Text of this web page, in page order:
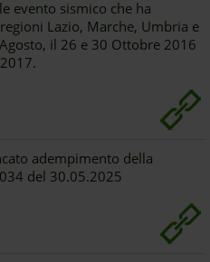
evento sismico che ha
Lazio, Marche, Umbria e
il 26 e 30 Ottobre 2016
adempimento della
del 30.05.2025